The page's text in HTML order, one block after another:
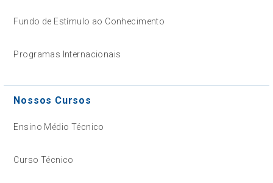
Fundo de Estímulo ao Conhecimento
Programas Internacionais
Nossos Cursos
Ensino Médio Técnico
Curso Técnico